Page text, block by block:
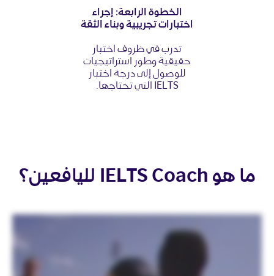
الخطوة الرابعة: إجراء
اختبارات تجريبية وبناء الثقة
تدرب في ظروف اختبار
حقيقية وطور استراتيجيات
للوصول إلى درجة اختبار
IELTS التي تحتاجها.
ما هو IELTS Coach لليافعين؟